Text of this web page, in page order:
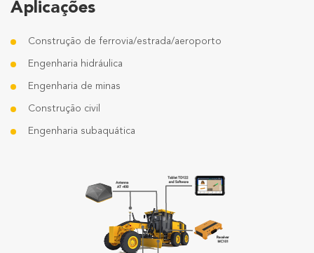
Aplicações
Construção de ferrovia/estrada/aeroporto
Engenharia hidráulica
Engenharia de minas
Construção civil
Engenharia subaquática